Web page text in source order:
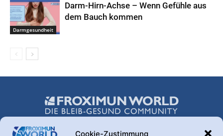
Cookie-Zustimmung
Darmgesundheit
Darm-Hirn-Achse – Wenn Gefühle aus
dem Bauch kommen